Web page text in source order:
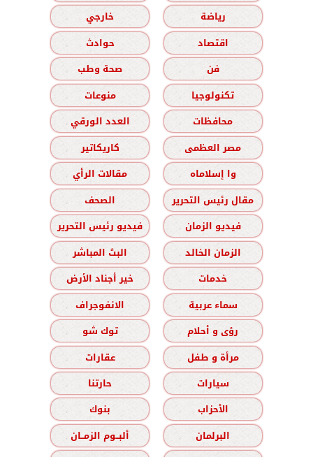
رياضة
خارجي
اقتصاد
حوادث
فن
صحة وطب
تكنولوجيا
منوعات
محافظات
العدد الورقي
مصر العظمى
كاريكاتير
وا إسلاماه
مقالات الرأي
مقال رئيس التحرير
الصحف
فيديو الزمان
فيديو رئيس التحرير
الزمان الخالد
البث المباشر
خدمات
خير أجناد الأرض
سماء عربية
الانفوجراف
رؤى و أحلام
توك شو
مرأة و طفل
عقارات
سيارات
حارتنا
الأحزاب
بنوك
البرلمان
ألبــوم الزمــان